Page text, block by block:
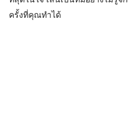
ครั้งที่คุณทำได้